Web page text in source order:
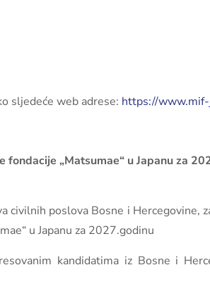
sljedeće web adrese: https://
„Matsumae“ u Japanu za
poslova Bosne i Hercegovine,
u Japanu za 2027.godinu
kandidatima iz Bosne i